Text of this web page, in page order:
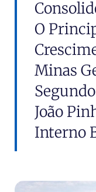
O
Minas
João
Interno